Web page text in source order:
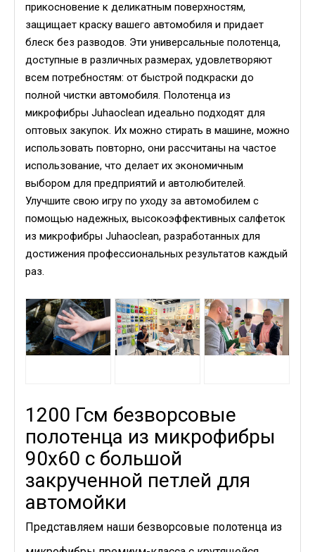
прикосновение к деликатным поверхностям,
защищает краску вашего автомобиля и придает
блеск без разводов. Эти универсальные полотенца,
доступные в различных размерах, удовлетворяют
всем потребностям: от быстрой подкраски до
полной чистки автомобиля. Полотенца из
микрофибры Juhaoclean идеально подходят для
оптовых закупок. Их можно стирать в машине, можно
использовать повторно, они рассчитаны на частое
использование, что делает их экономичным
выбором для предприятий и автолюбителей.
Улучшите свою игру по уходу за автомобилем с
помощью надежных, высокоэффективных салфеток
из микрофибры Juhaoclean, разработанных для
достижения профессиональных результатов каждый
раз.
1200 Гсм безворсовые
полотенца из микрофибры
90x60 с большой
закрученной петлей для
автомойки
Представляем наши безворсовые полотенца из